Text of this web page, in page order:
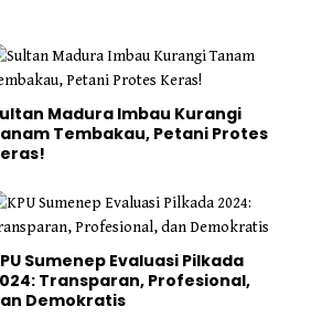
Madura Imbau Kurangi
Tembakau, Petani Protes
Sumenep Evaluasi Pilkada
Transparan, Profesional,
Demokratis